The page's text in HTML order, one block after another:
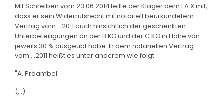
Mit Schreiben vom 23.06.2014 teilte der Kläger dem FA X mit,
dass er sein Widerrufsrecht mit notariell beurkundetem
Vertrag vom ...2011 auch hinsichtlich der geschenkten
Unterbeteiligungen an der B KG und der C KG in Höhe von
jeweils 30 % ausgeübt habe. In dem notariellen Vertrag
vom ...2011 heißt es unter anderem wie folgt:
"A. Präambel
(...)